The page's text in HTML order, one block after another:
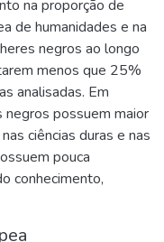
na proporção de
de humanidades e na
negros ao longo
menos que 25%
analisadas. Em
possuem maior
ciências duras e nas
pouca
conhecimento,